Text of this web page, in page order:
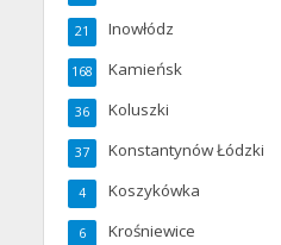
Inowłódz
21
Kamieńsk
168
Koluszki
36
Konstantynów Łódzki
37
Koszykówka
4
Krośniewice
6